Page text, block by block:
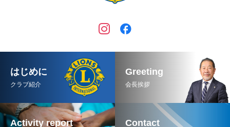
はじめに
クラブ紹介
Greeting
会長挨拶
Activity report Contact